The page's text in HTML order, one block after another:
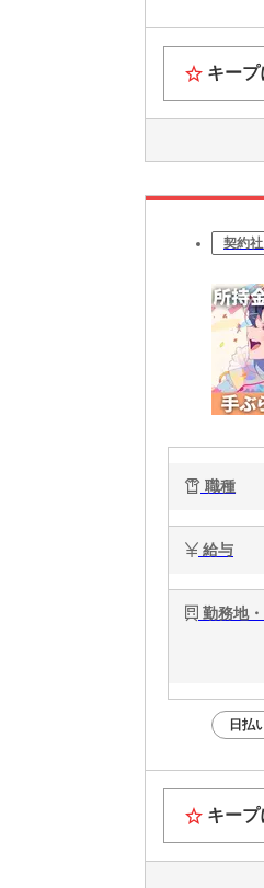
キープ
契約
職種
給与
勤務地
日払
キープ